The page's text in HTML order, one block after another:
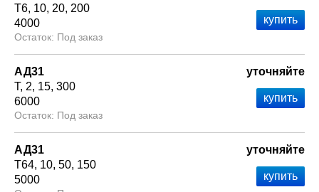
Т6 10 20 200
4000
Под заказ
АД31
Т 2 15 300
6000
Под заказ
уточняйте
АД31
Т64 10 50 150
5000
уточняйте